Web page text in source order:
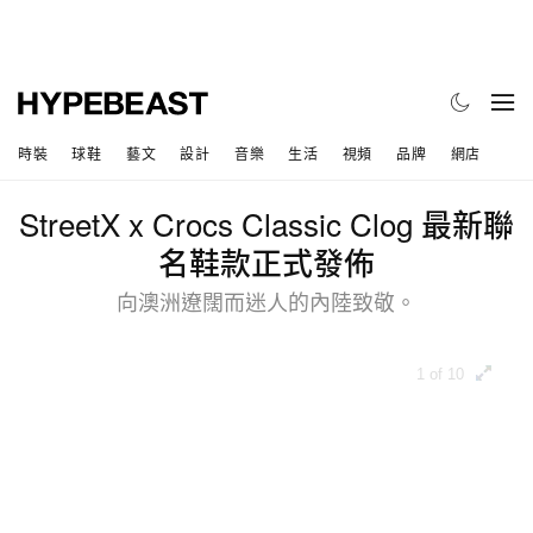
時裝 球鞋 藝文 設計 音樂 生活 視頻 品牌 網店
StreetX x Crocs Classic Clog 最新聯
名鞋款正式發佈
向澳洲遼闊而迷人的內陸致敬。
1 of 10